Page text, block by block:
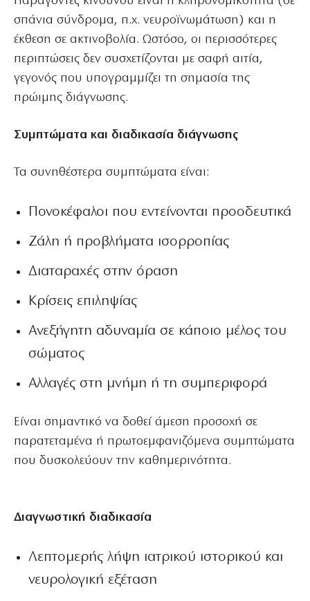
σπάνια σύνδρομα, π.χ. νευροϊνωμάτωση) και η
έκθεση σε ακτινοβολία. Ωστόσο, οι περισσότερες
περιπτώσεις δεν συσχετίζονται με σαφή αιτία,
γεγονός που υπογραμμίζει τη σημασία της
πρώιμης διάγνωσης.
Συμπτώματα και διαδικασία διάγνωσης
Τα συνηθέστερα συμπτώματα είναι:
Πονοκέφαλοι που εντείνονται προοδευτικά
Ζάλη ή προβλήματα ισορροπίας
Διαταραχές στην όραση
Κρίσεις επιληψίας
Ανεξήγητη αδυναμία σε κάποιο μέλος του
σώματος
Αλλαγές στη μνήμη ή τη συμπεριφορά
Είναι σημαντικό να δοθεί άμεση προσοχή σε
παρατεταμένα ή πρωτοεμφανιζόμενα συμπτώματα
που δυσκολεύουν την καθημερινότητα.
Διαγνωστική διαδικασία
Λεπτομερής λήψη ιατρικού ιστορικού και
νευρολογική εξέταση